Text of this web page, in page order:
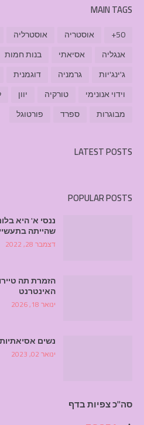
MAIN TAGS
50+ אוסטריה אוסטרליה
אנגליה
אסיאתי בנות חמות
ג'ינג'יות
גרמניה דוגמנית
וידוי אנונימי
טורקיה יוון
מבוגרות
ספרד פורטוגל
LATEST POSTS
POPULAR POSTS
ננסי א' היא
שהייתה
דצמבר 28, 2022
הזמרת תה
האינטרנט
ינואר 18, 2026
נשים
ינואר 02, 2023
סה"כ צפיות בדף